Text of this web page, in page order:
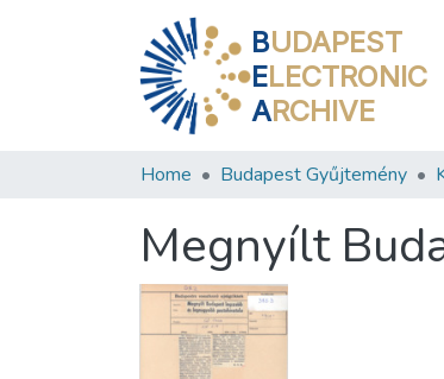
BUDAPEST
ELECTRONIC
ARCHIVE
Home Budapest Gyűjtemény
Megnyílt